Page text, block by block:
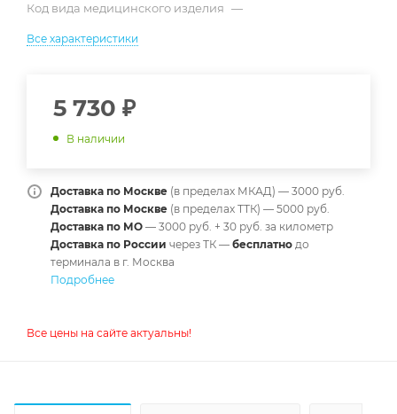
Код вида медицинского изделия —
Все характеристики
5 730 ₽
В наличии
Доставка по Москве (в пределах МКАД) — 3000 руб.
Доставка по Москве (в пределах ТТК) — 5000 руб.
Доставка по МО — 3000 руб. + 30 руб. за километр
Доставка по России через ТК — бесплатно до
терминала в г. Москва
Подробнее
Все цены на сайте актуальны!